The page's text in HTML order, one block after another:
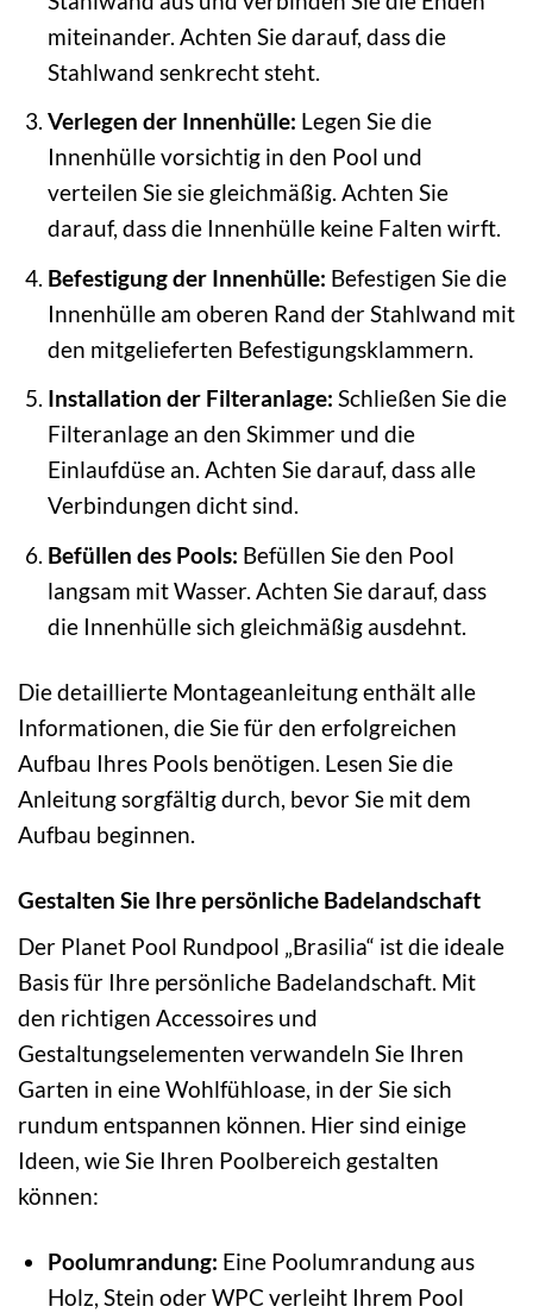
miteinander. Achten Sie darauf, dass die
Stahlwand senkrecht steht.
Verlegen der Innenhülle: Legen Sie die
Innenhülle vorsichtig in den Pool und
verteilen Sie sie gleichmäßig. Achten Sie
darauf, dass die Innenhülle keine Falten wirft.
Befestigung der Innenhülle: Befestigen Sie die
Innenhülle am oberen Rand der Stahlwand mit
den mitgelieferten Befestigungsklammern.
Installation der Filteranlage: Schließen Sie die
Filteranlage an den Skimmer und die
Einlaufdüse an. Achten Sie darauf, dass alle
Verbindungen dicht sind.
Befüllen des Pools: Befüllen Sie den Pool
langsam mit Wasser. Achten Sie darauf, dass
die Innenhülle sich gleichmäßig ausdehnt.
Die detaillierte Montageanleitung enthält alle
Informationen, die Sie für den erfolgreichen
Aufbau Ihres Pools benötigen. Lesen Sie die
Anleitung sorgfältig durch, bevor Sie mit dem
Aufbau beginnen.
Gestalten Sie Ihre persönliche Badelandschaft
Der Planet Pool Rundpool „Brasilia“ ist die ideale
Basis für Ihre persönliche Badelandschaft. Mit
den richtigen Accessoires und
Gestaltungselementen verwandeln Sie Ihren
Garten in eine Wohlfühloase, in der Sie sich
rundum entspannen können. Hier sind einige
Ideen, wie Sie Ihren Poolbereich gestalten
können:
Poolumrandung: Eine Poolumrandung aus
Holz, Stein oder WPC verleiht Ihrem Pool